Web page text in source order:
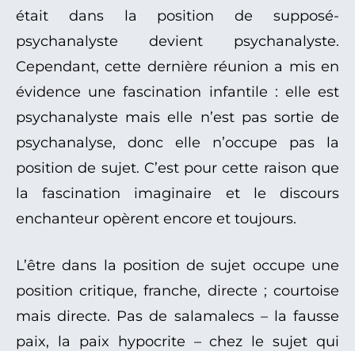
était dans la position de supposé-
psychanalyste devient psychanalyste.
Cependant, cette dernière réunion a mis en
évidence une fascination infantile : elle est
psychanalyste mais elle n’est pas sortie de
psychanalyse, donc elle n’occupe pas la
position de sujet. C’est pour cette raison que
la fascination imaginaire et le discours
enchanteur opèrent encore et toujours.
L’être dans la position de sujet occupe une
position critique, franche, directe ; courtoise
mais directe. Pas de salamalecs – la fausse
paix, la paix hypocrite – chez le sujet qui